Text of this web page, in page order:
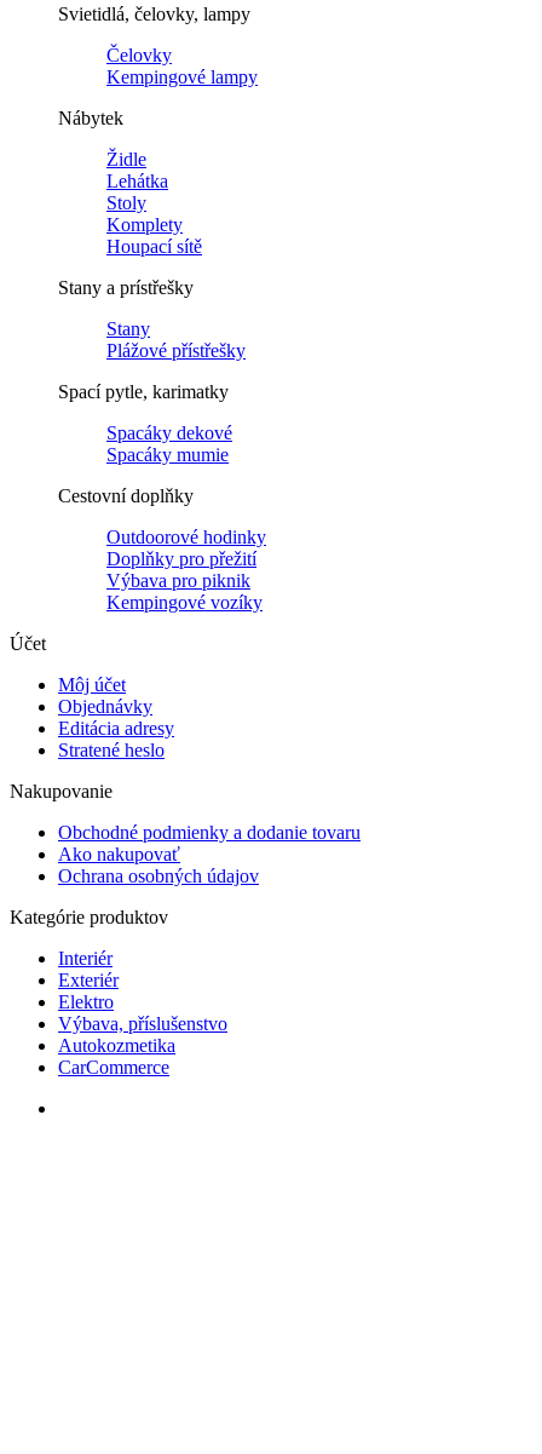
Svietidlá, čelovky, lampy
Čelovky
Kempingové lampy
Nábytek
Židle
Lehátka
Stoly
Komplety
Houpací sítě
Stany a prístřešky
Stany
Plážové přístřešky
Spací pytle, karimatky
Spacáky dekové
Spacáky mumie
Cestovní doplňky
Outdoorové hodinky
Doplňky pro přežití
Výbava pro piknik
Kempingové vozíky
Účet
Môj účet
Objednávky
Editácia adresy
Stratené heslo
Nakupovanie
Obchodné podmienky a dodanie tovaru
Ako nakupovať
Ochrana osobných údajov
Kategórie produktov
Interiér
Exteriér
Elektro
Výbava, příslušenstvo
Autokozmetika
CarCommerce